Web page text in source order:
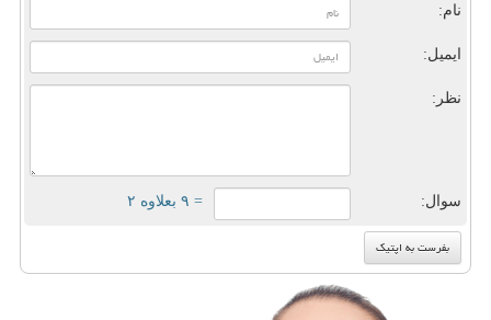
نام:
ایمیل:
نظر:
سوال: = ۹ بعلاوه ۲